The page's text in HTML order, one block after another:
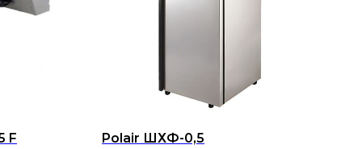
F Polair ШХФ-0,5